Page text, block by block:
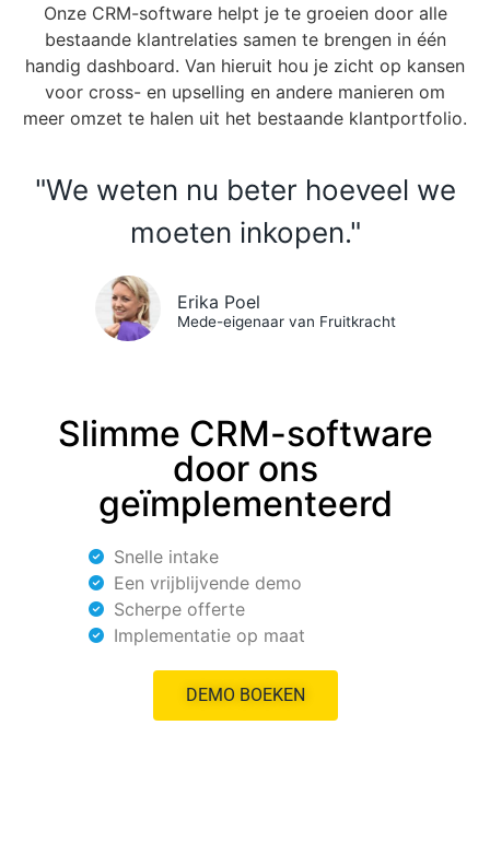
Onze CRM-software helpt je te groeien door alle
bestaande klantrelaties samen te brengen in één
handig dashboard. Van hieruit hou je zicht op kansen
voor cross- en upselling en andere manieren om
meer omzet te halen uit het bestaande klantportfolio.
"We weten nu beter hoeveel we
moeten inkopen."
Erika Poel
Mede-eigenaar van Fruitkracht
Slimme CRM-software
door ons
geïmplementeerd
Snelle intake
Een vrijblijvende demo
Scherpe offerte
Implementatie op maat
DEMO BOEKEN